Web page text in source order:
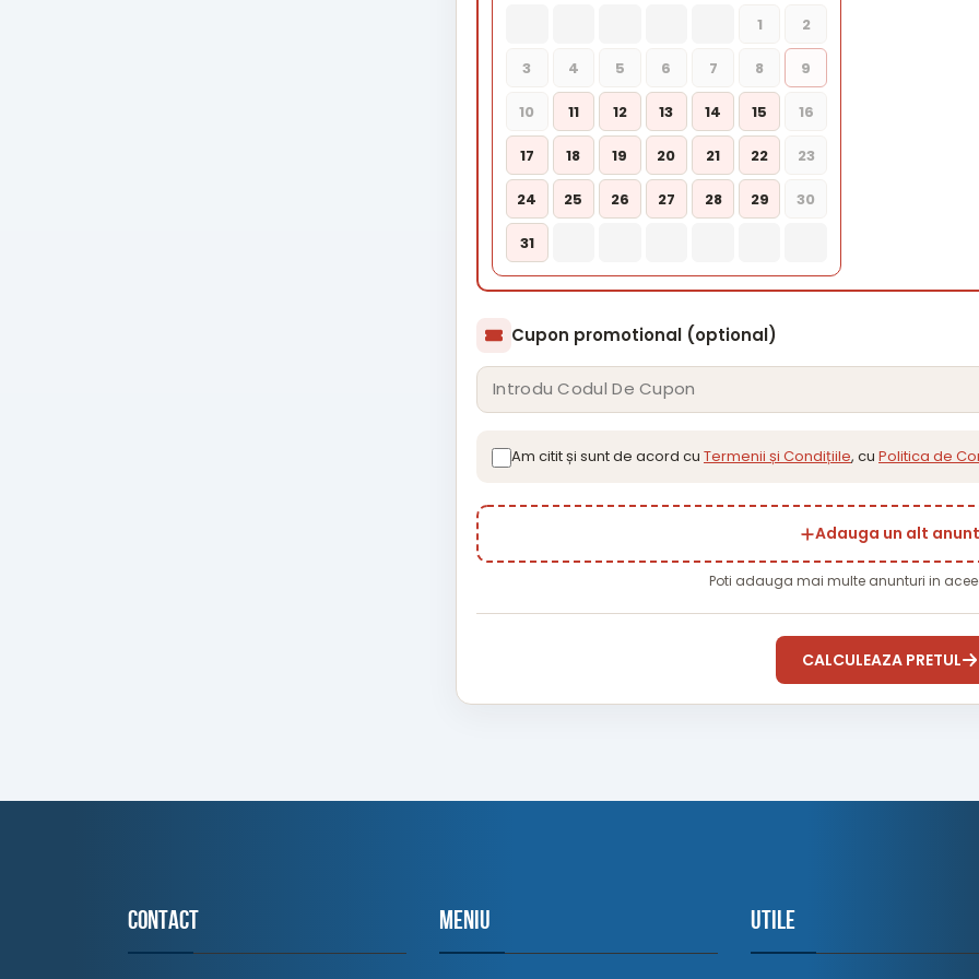
1 2
3 4 5 6 7 8 9
10 11 12 13 14 15 16
17 18 19 20 21 22 23
24 25 26 27 28 29 30
31
Cupon promotional (optional)
Am citit și sunt de acord cu Termenii și Condițiile, cu Politica de
Adauga un alt anunt
Poti adauga mai multe anunturi in
CALCULEAZA PRETUL
Contact MENIU Utile